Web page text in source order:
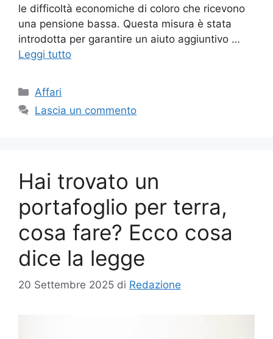
le difficoltà economiche di coloro che ricevono
una pensione bassa. Questa misura è stata
introdotta per garantire un aiuto aggiuntivo …
Leggi tutto
Categorie
Affari
Lascia un commento
Hai trovato un
portafoglio per terra,
cosa fare? Ecco cosa
dice la legge
20 Settembre 2025 di Redazione